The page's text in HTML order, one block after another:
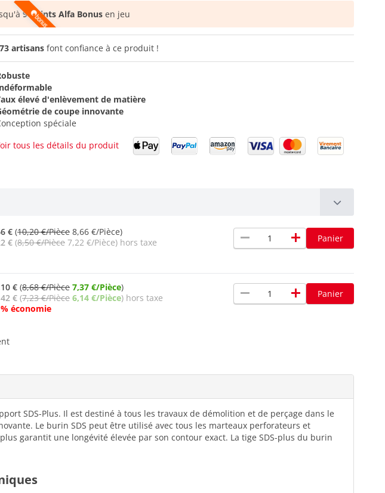
9 points Alfa Bonus en jeu
73 artisans font confiance à ce produit !
élevé d'enlèvement de matière
de coupe innovante
spéciale
tous les détails du produit
€ (10,20 €/Pièce 8,66 €/Pièce)
€ (8,50 €/Pièce 7,22 €/Pièce) hors taxe remove add Panier
€ (8,68 €/Pièce 7,37 €/Pièce)
€ (7,23 €/Pièce 6,14 €/Pièce) hors taxe
économie
remove add Panier
SDS-Plus. Il est destiné à tous les travaux de démolition et de perçage dans le
Le burin SDS peut être utilisé avec tous les marteaux perforateurs et
garantit une longévité élevée par son contour exact. La tige SDS-plus du burin